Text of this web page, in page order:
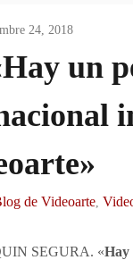
24, 2018
un
de Videoarte
SEGURA. «Hay